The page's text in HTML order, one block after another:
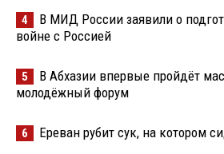
4
В МИД России заявили о
войне с Россией
5
В Абхазии впервые пройдёт
молодёжный форум
6 Ереван рубит сук, на котором